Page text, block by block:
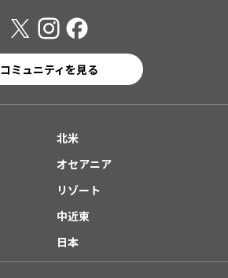
コミュニティを見る
北米
オセアニア
リゾート
中近東
日本